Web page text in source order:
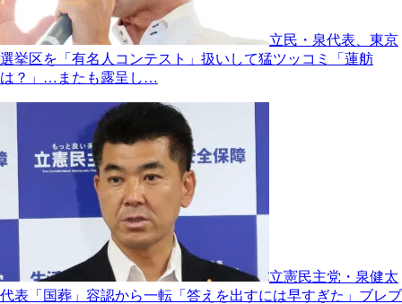
立民・泉代表、東京
選挙区を「有名人コンテスト」扱いして猛ツッコミ「蓮舫
は？」…またも露呈し…
立憲民主党・泉健太
代表「国葬」容認から一転「答えを出すには早すぎた」ブレブ